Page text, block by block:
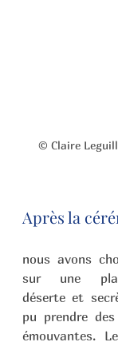
© Claire
Après la
nous avons
sur une
déserte et
pu prendre
émouvantes.